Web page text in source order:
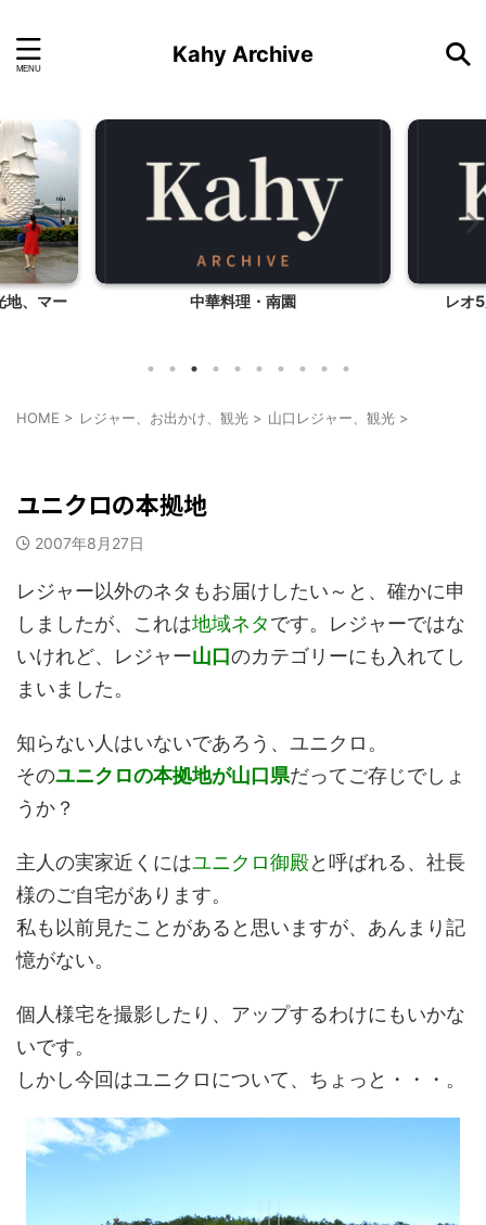
Kahy Archive
地、マー 中華料理・南園 レオ
HOME > レジャー、お出かけ、観光 > 山口レジャー、観光 >
ユニクロの本拠地
2007年8月27日
レジャー以外のネタもお届けしたい～と、確かに申
しましたが、これは地域ネタです。レジャーではな
いけれど、レジャー山口のカテゴリーにも入れてし
まいました。
知らない人はいないであろう、ユニクロ。
そのユニクロの本拠地が山口県だってご存じでしょ
うか？
主人の実家近くにはユニクロ御殿と呼ばれる、社長
様のご自宅があります。
私も以前見たことがあると思いますが、あんまり記
憶がない。
個人様宅を撮影したり、アップするわけにもいかな
いです。
しかし今回はユニクロについて、ちょっと・・・。